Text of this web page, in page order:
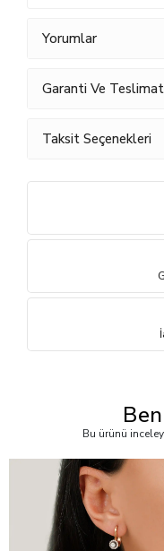
Yorumlar
Garanti Ve Teslimat
Taksit Seçenekleri
Bu ürünü